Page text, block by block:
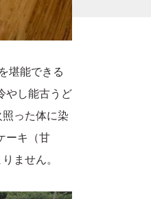
堪能できる
やし能古うど
った体に染
ーキ（甘
ません。